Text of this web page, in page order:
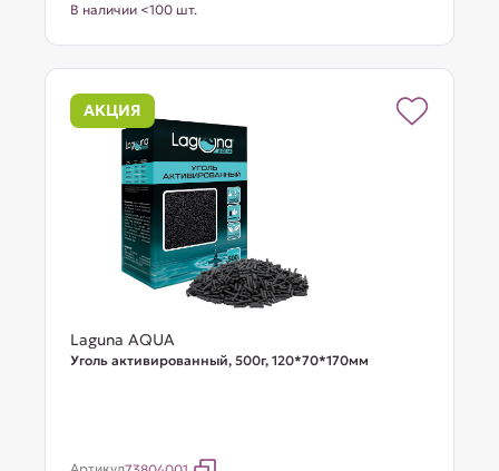
В наличии <100 шт.
АКЦИЯ
Laguna AQUA
Уголь активированный, 500г, 120*70*170мм